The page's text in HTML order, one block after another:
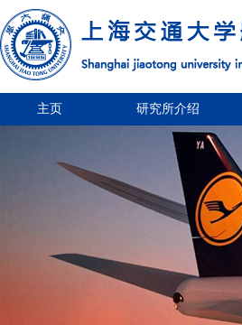
主页 研究所介绍